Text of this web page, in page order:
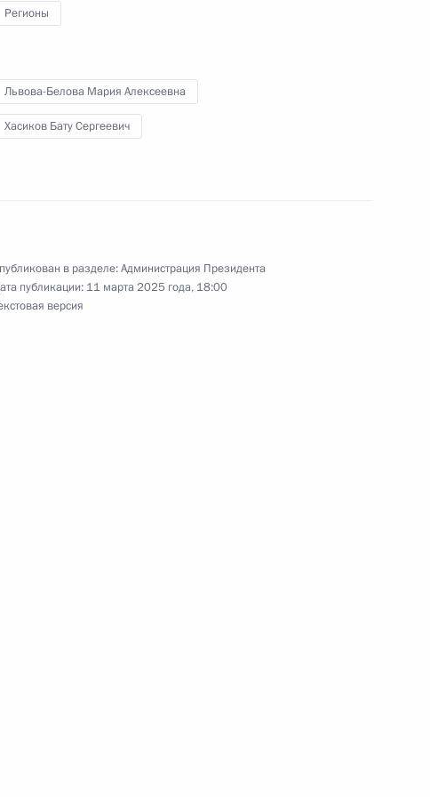
область
Регионы
Львова-Белова Мария Алексеевна
Хасиков Бату Сергеевич
в разделе:Администрация Президента
публикации: 11 марта 2025 года, 18:00
версия